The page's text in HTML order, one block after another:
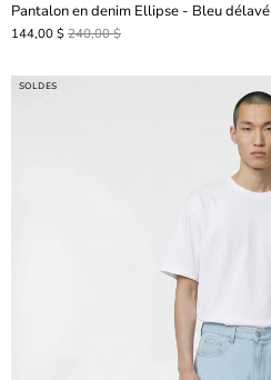
Pantalon en denim Ellipse - Bleu délavé
144,00 $ 240,00 $
SOLDES